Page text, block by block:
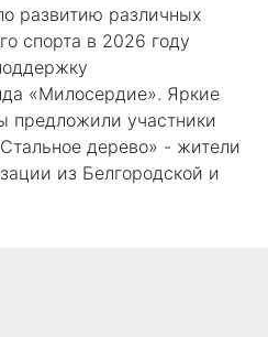
развитию различных
спорта в 2026 году
«Милосердие». Яркие
предложили участники
дерево» - жители
из Белгородской и